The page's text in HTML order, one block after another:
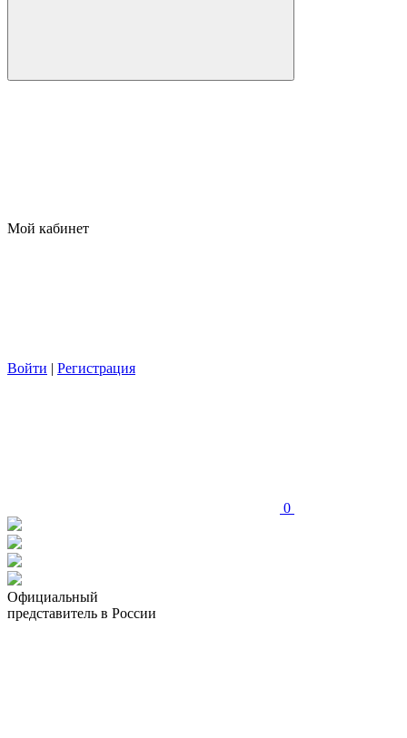
Мой кабинет
Войти | Регистрация
0
Официальный
представитель в России